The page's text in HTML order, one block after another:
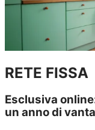
RETE FISSA
Esclusiva
un anno di